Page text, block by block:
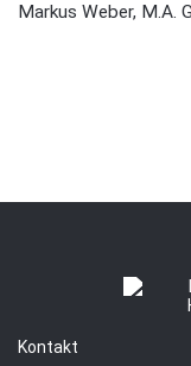
Markus Weber, M.A.
Kontakt